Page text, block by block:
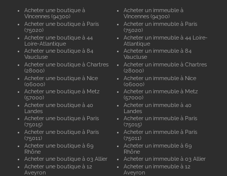
Acheter une boutique à
Vincennes (94300)
Acheter une boutique à Paris
(75020)
Acheter une boutique à 44
Loire-Atlantique
Acheter une boutique à 84
Vaucluse
Acheter une boutique à Chartres
(28000)
Acheter une boutique à Nice
(06000)
Acheter une boutique à Metz
(57000)
Acheter une boutique à 40
Landes
Acheter une boutique à Paris
(75015)
Acheter une boutique à Paris
(75011)
Acheter une boutique à 69
Rhône
Acheter une boutique à 03 Allier
Acheter une boutique à 12
Aveyron
Acheter un immeuble à
Vincennes (94300)
Acheter un immeuble à Paris
(75020)
Acheter un immeuble à 44 Loire-
Atlantique
Acheter un immeuble à 84
Vaucluse
Acheter un immeuble à Chartres
(28000)
Acheter un immeuble à Nice
(06000)
Acheter un immeuble à Metz
(57000)
Acheter un immeuble à 40
Landes
Acheter un immeuble à Paris
(75015)
Acheter un immeuble à Paris
(75011)
Acheter un immeuble à 69
Rhône
Acheter un immeuble à 03 Allier
Acheter un immeuble à 12
Aveyron